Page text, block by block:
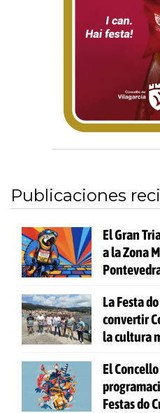
Publicaciones
El Gran
a la Zona
La Festa
convertir
la cultura
El
Festas do